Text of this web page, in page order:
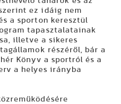
ez idáig nem
a sporton keresztül
tapasztalatainak
illetve a sikeres
részéről, bár a
Könyv a sportról és a
a helyes irányba